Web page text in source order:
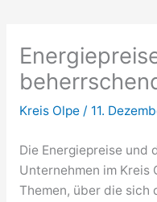
Kreis Olpe/ 11.
Die Energiepreise und
Unternehmen im Kreis
Themen, über die sich